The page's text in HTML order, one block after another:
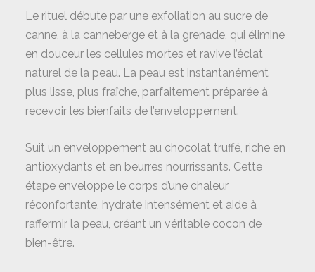
Le rituel débute par une exfoliation au sucre de
canne, à la canneberge et à la grenade, qui élimine
en douceur les cellules mortes et ravive l’éclat
naturel de la peau. La peau est instantanément
plus lisse, plus fraîche, parfaitement préparée à
recevoir les bienfaits de l’enveloppement.
Suit un enveloppement au chocolat truffé, riche en
antioxydants et en beurres nourrissants. Cette
étape enveloppe le corps d’une chaleur
réconfortante, hydrate intensément et aide à
raffermir la peau, créant un véritable cocon de
bien-être.